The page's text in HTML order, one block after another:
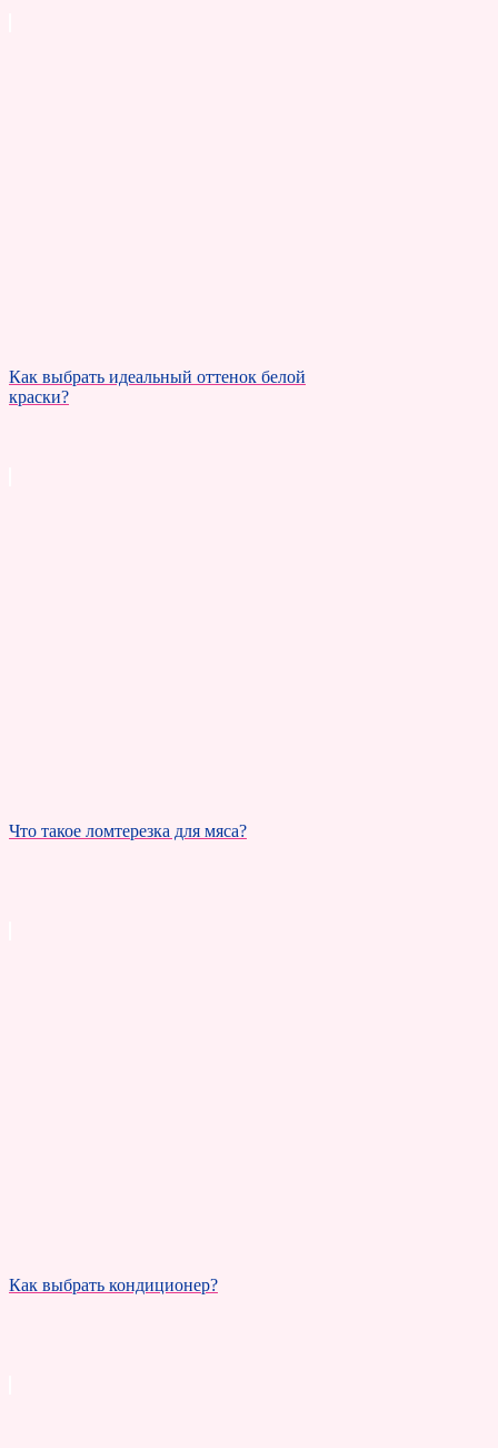
Как выбрать идеальный оттенок белой
краски?
Что такое ломтерезка для мяса?
Как выбрать кондиционер?